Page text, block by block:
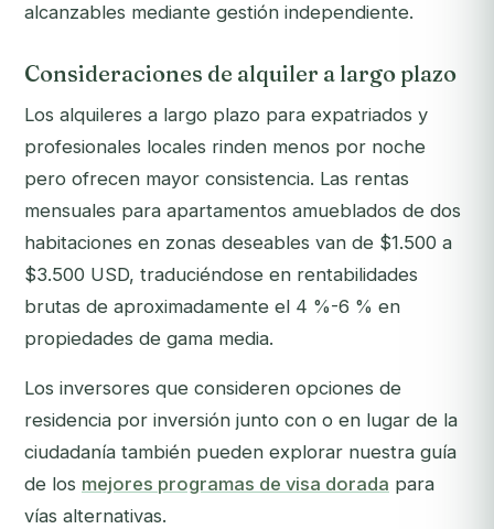
alcanzables mediante gestión independiente.
Consideraciones de alquiler a largo plazo
Los alquileres a largo plazo para expatriados y
profesionales locales rinden menos por noche
pero ofrecen mayor consistencia. Las rentas
mensuales para apartamentos amueblados de dos
habitaciones en zonas deseables van de $1.500 a
$3.500 USD, traduciéndose en rentabilidades
brutas de aproximadamente el 4 %-6 % en
propiedades de gama media.
Los inversores que consideren opciones de
residencia por inversión junto con o en lugar de la
ciudadanía también pueden explorar nuestra guía
de los mejores programas de visa dorada para
vías alternativas.